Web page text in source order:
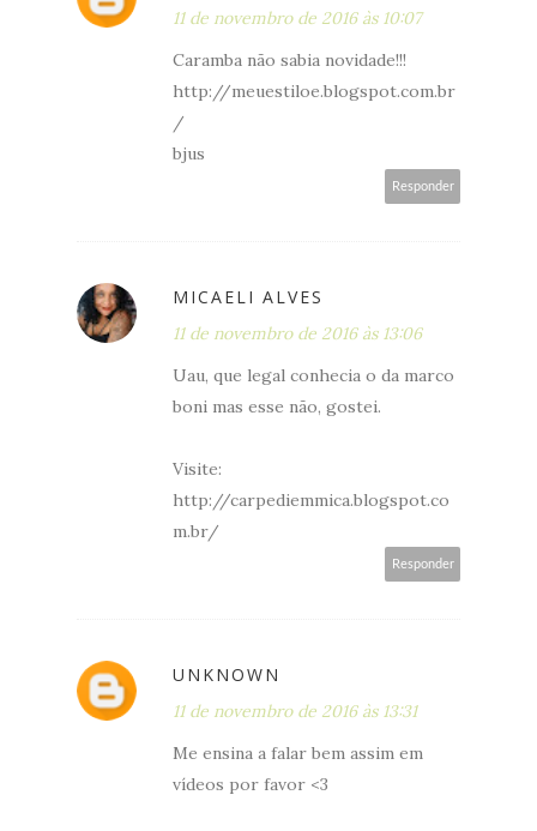
11 de novembro de 2016 às 10:07
Caramba não sabia novidade!!!
http://meuestiloe.blogspot.com.br
/
bjus
Responder
MICAELI ALVES
11 de novembro de 2016 às 13:06
Uau, que legal conhecia o da marco
boni mas esse não, gostei.
Visite:
http://carpediemmica.blogspot.co
m.br/
Responder
UNKNOWN
11 de novembro de 2016 às 13:31
Me ensina a falar bem assim em
vídeos por favor <3